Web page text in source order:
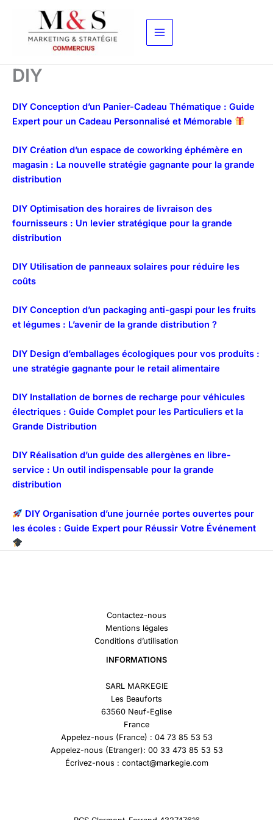
contenu
DIY
DIY Conception d’un Panier-Cadeau Thématique : Guide
Expert pour un Cadeau Personnalisé et Mémorable
DIY Création d’un espace de coworking éphémère en
magasin : La nouvelle stratégie gagnante pour la grande
distribution
DIY Optimisation des horaires de livraison des
fournisseurs : Un levier stratégique pour la grande
distribution
DIY Utilisation de panneaux solaires pour réduire les
coûts
DIY Conception d’un packaging anti-gaspi pour les fruits
et légumes : L’avenir de la grande distribution ?
DIY Design d’emballages écologiques pour vos produits :
une stratégie gagnante pour le retail alimentaire
DIY Installation de bornes de recharge pour véhicules
électriques : Guide Complet pour les Particuliers et la
Grande Distribution
DIY Réalisation d’un guide des allergènes en libre-
service : Un outil indispensable pour la grande
distribution
DIY Organisation d’une journée portes ouvertes pour
les écoles : Guide Expert pour Réussir Votre Événement
Contactez-nous
Mentions légales
Conditions d’utilisation
INFORMATIONS
SARL MARKEGIE
Les Beauforts
63560 Neuf-Eglise
France
Appelez-nous (France) : 04 73 85 53 53
Appelez-nous (Etranger): 00 33 473 85 53 53
Écrivez-nous : contact@markegie.com